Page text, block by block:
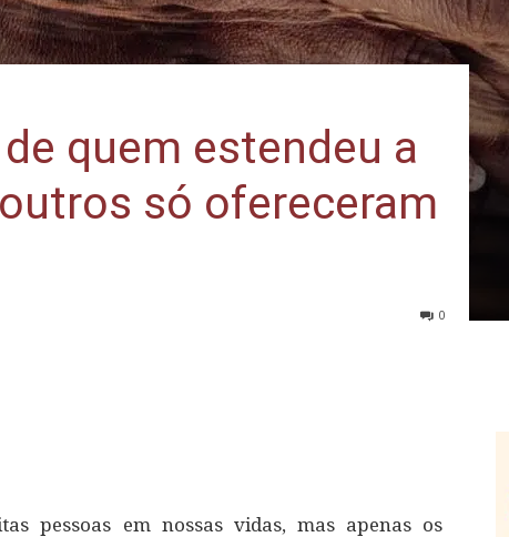
quem estendeu a
só ofereceram
0
pessoas em nossas vidas, mas apenas os